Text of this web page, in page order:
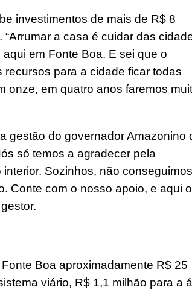
investimentos de mais de R$ 8
a casa é cuidar das
em Fonte Boa. E sei que o
para a cidade ficar todas
onze, em quatro anos faremos
gestão do governador Amazonino
só temos a agradecer pela
Sozinhos, não conseguimos
Conte com o nosso apoio, e aqui o
Boa aproximadamente R$ 25
viário, R$ 1,1 milhão para a